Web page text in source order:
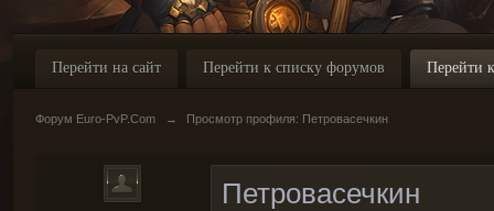
Перейти на сайт Перейти к списку форумов Перейти
Форум Euro-PvP.Com → Просмотр профиля: Петровасечкин
Петровасечкин